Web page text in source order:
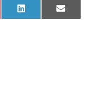
LinkedIn Email